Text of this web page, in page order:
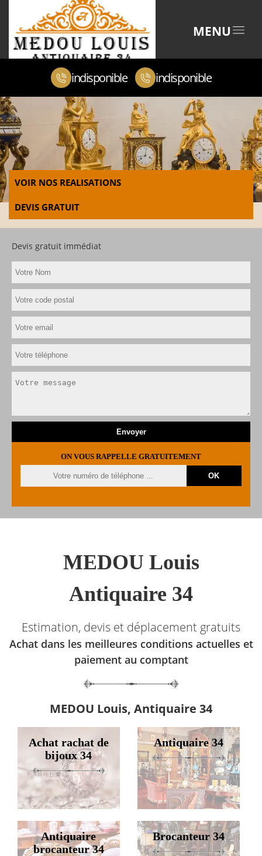
MENU
indisponible indisponible
VOIR NOS REALISATIONS
DEVIS GRATUIT
Devis gratuit immédiat
ON VOUS RAPPELLE GRATUITEMENT
MEDOU Louis
Antiquaire 34
Estimation, devis et déplacement gratuits
Achat dans les meilleures conditions actuelles et
paiement au comptant
MEDOU Louis, Antiquaire 34
Achat rachat de
bijoux 34
Antiquaire 34
Antiquaire
brocanteur 34
Brocanteur 34